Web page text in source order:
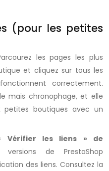
(pour les petites
les pages les plus
et cliquez sur tous les
correctement.
mais chronophage, et elle
boutiques avec un
Vérifier les liens » de
versions de PrestaShop
des liens. Consultez la